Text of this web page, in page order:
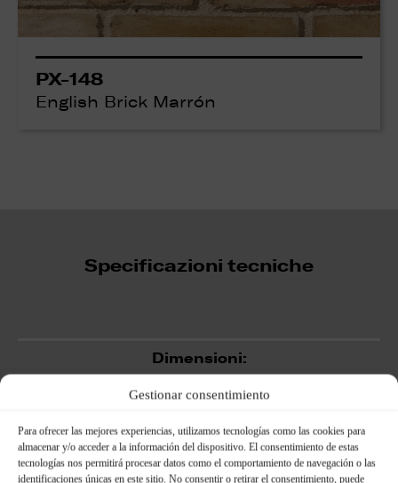
Gestionar consentimiento
Para ofrecer las mejores experiencias, utilizamos tecnologías como las cookies para
almacenar y/o acceder a la información del dispositivo. El consentimiento de estas
tecnologías nos permitirá procesar datos como el comportamiento de navegación o las
identificaciones únicas en este sitio. No consentir o retirar el consentimiento, puede
PX-148
English Brick Marrón
Specificazioni tecniche
Dimensioni: